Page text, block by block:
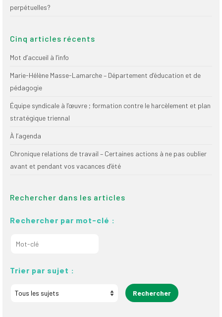
perpétuelles?
Cinq articles récents
Mot d’accueil à l’info
Marie-Hélène Masse-Lamarche – Département d’éducation et de
pédagogie
Équipe syndicale à l’œuvre ; formation contre le harcèlement et plan
stratégique triennal
À l’agenda
Chronique relations de travail – Certaines actions à ne pas oublier
avant et pendant vos vacances d’été
Rechercher dans les articles
Rechercher par mot-clé :
Trier par sujet :